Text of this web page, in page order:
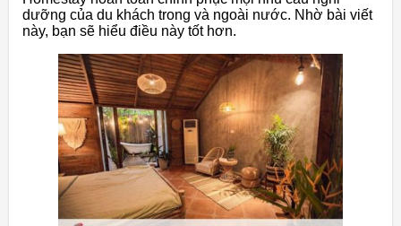
dưỡng của du khách trong và ngoài nước. Nhờ bài viết
này, bạn sẽ hiểu điều này tốt hơn.